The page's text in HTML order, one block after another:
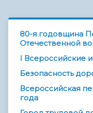
80-я годовщина
Отечественной
I Всероссийские
Безопасность
Всероссийская
года